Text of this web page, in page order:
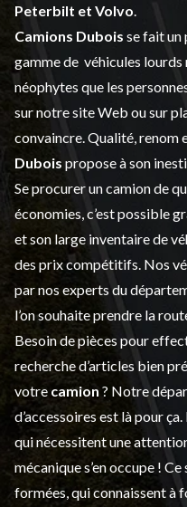
Peterbilt et Volvo
Camions Dubois se fait un
gamme de véhicules lourds
néophytes que les
sur notre site Web ou sur
convaincre. Qualité, renom
Dubois propose à son
Se procurer un camion de
économies, c’est possible
et son large inventaire de
des prix compétitifs. Nos
par nos experts du
l’on souhaite prendre la
Besoin de pièces pour
recherche d’articles bien
votre camion ? Notre
d’accessoiresest là pour
qui nécessitent une
mécanique s’en occupe !
formées, qui connaissent à